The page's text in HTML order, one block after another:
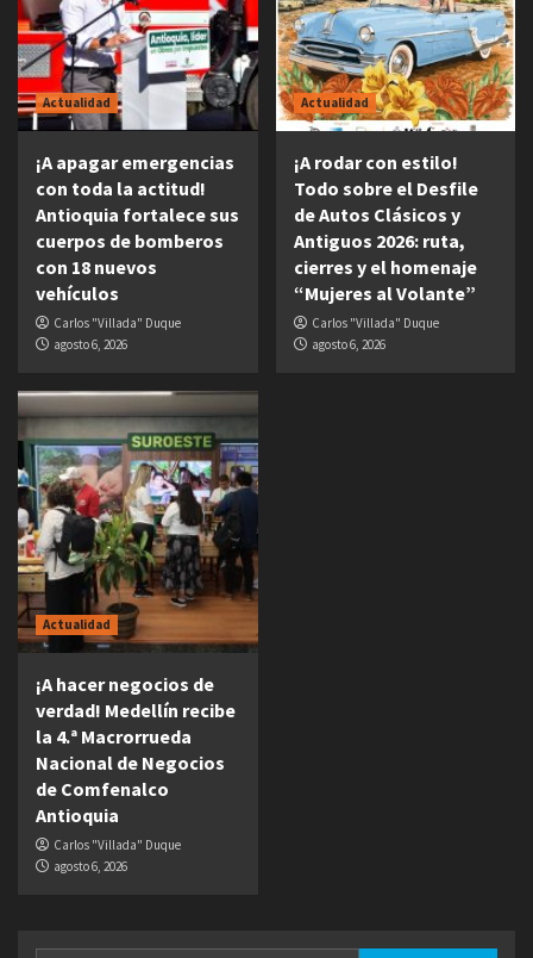
Actualidad
¡A apagar emergencias
con toda la actitud!
Antioquia fortalece sus
cuerpos de bomberos
con 18 nuevos
vehículos
Carlos "Villada" Duque
agosto 6, 2026
Actualidad
¡A rodar con estilo!
Todo sobre el Desfile
de Autos Clásicos y
Antiguos 2026: ruta,
cierres y el homenaje
“Mujeres al Volante”
Carlos "Villada" Duque
agosto 6, 2026
Actualidad
¡A hacer negocios de
verdad! Medellín recibe
la 4.ª Macrorrueda
Nacional de Negocios
de Comfenalco
Antioquia
Carlos "Villada" Duque
agosto 6, 2026